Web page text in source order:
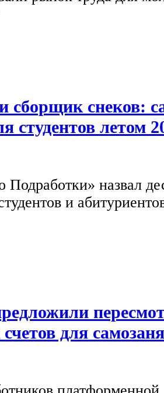
сборщик снеков:
студентов летом
Подработки» назвал
и
для